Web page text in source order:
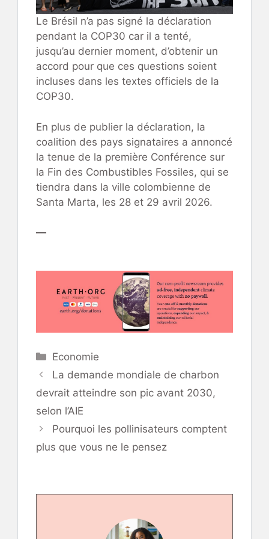
Le Brésil n’a pas signé la déclaration
pendant la COP30 car il a tenté,
jusqu’au dernier moment, d’obtenir un
accord pour que ces questions soient
incluses dans les textes officiels de la
COP30.
En plus de publier la déclaration, la
coalition des pays signataires a annoncé
la tenue de la première Conférence sur
la Fin des Combustibles Fossiles, qui se
tiendra dans la ville colombienne de
Santa Marta, les 28 et 29 avril 2026.
—
Catégories
Economie
La demande mondiale de charbon
devrait atteindre son pic avant 2030,
selon l’AIE
Pourquoi les pollinisateurs comptent
plus que vous ne le pensez